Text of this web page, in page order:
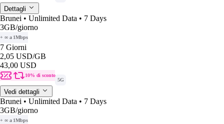
Dettagli
Brunei • Unlimited Data • 7 Days
3GB/giorno
+ ∞ a 1Mbps
7 Giorni
2,05 USD/GB
43,00 USD
10% di sconto
5G
Vedi dettagli
Brunei • Unlimited Data • 7 Days
3GB/giorno
+ ∞ a 1Mbps